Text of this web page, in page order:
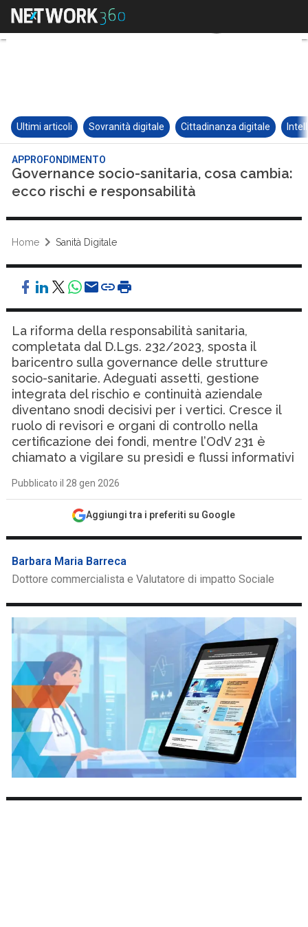
Ultimi articoli Sovranità digitale Cittadinanza digitale
APPROFONDIMENTO
Governance socio-sanitaria, cosa cambia:
ecco rischi e responsabilità
Home Sanità Digitale
La riforma della responsabilità sanitaria,
completata dal D.Lgs. 232/2023, sposta il
baricentro sulla governance delle strutture
socio-sanitarie. Adeguati assetti, gestione
integrata del rischio e continuità aziendale
diventano snodi decisivi per i vertici. Cresce il
ruolo di revisori e organi di controllo nella
certificazione dei fondi, mentre l’OdV 231 è
chiamato a vigilare su presìdi e flussi informativi
Pubblicato il 28 gen 2026
Aggiungi tra i preferiti su Google
Barbara Maria Barreca
Dottore commercialista e Valutatore di impatto Sociale